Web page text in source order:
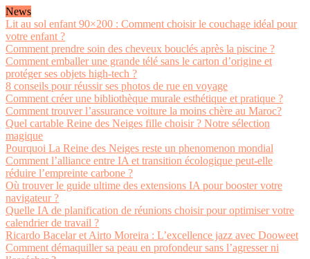
News
Lit au sol enfant 90×200 : Comment choisir le couchage idéal pour
votre enfant ?
Comment prendre soin des cheveux bouclés après la piscine ?
Comment emballer une grande télé sans le carton d’origine et
protéger ses objets high-tech ?
8 conseils pour réussir ses photos de rue en voyage
Comment créer une bibliothèque murale esthétique et pratique ?
Comment trouver l’assurance voiture la moins chère au Maroc?
Quel cartable Reine des Neiges fille choisir ? Notre sélection
magique
Pourquoi La Reine des Neiges reste un phenomenon mondial
Comment l’alliance entre IA et transition écologique peut-elle
réduire l’empreinte carbone ?
Où trouver le guide ultime des extensions IA pour booster votre
navigateur ?
Quelle IA de planification de réunions choisir pour optimiser votre
calendrier de travail ?
Ricardo Bacelar et Airto Moreira : L’excellence jazz avec Dooweet
Comment démaquiller sa peau en profondeur sans l’agresser ni